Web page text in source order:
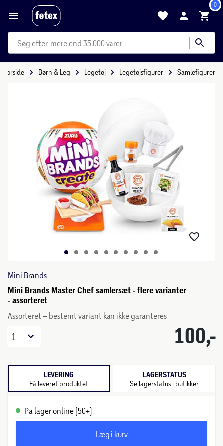
0
mere end 35.000 varer
Forside Børn & Leg Legetøj Legetøjsfigurer Samlefigurer
Mini Brands
Mini Brands Master Chef samlersæt - flere varianter
- assorteret
Assorteret – bestemt variant kan ikke garanteres
100,-
1
LEVERING
Få leveret produktet
LAGERSTATUS
Se lagerstatus i butikker
På lager online (50+)
Læg i kurv